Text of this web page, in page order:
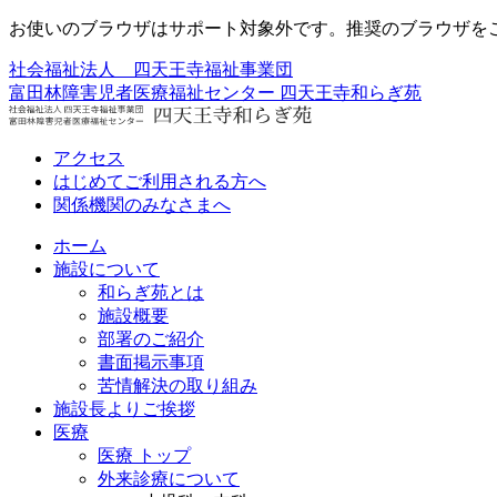
お使いのブラウザはサポート対象外です。推奨のブラウザを
社会福祉法人 四天王寺福祉事業団
富田林障害児者医療福祉センター 四天王寺和らぎ苑
アクセス
はじめてご利用される方へ
関係機関のみなさまへ
ホーム
施設について
和らぎ苑とは
施設概要
部署のご紹介
書面掲示事項
苦情解決の取り組み
施設長よりご挨拶
医療
医療 トップ
外来診療について